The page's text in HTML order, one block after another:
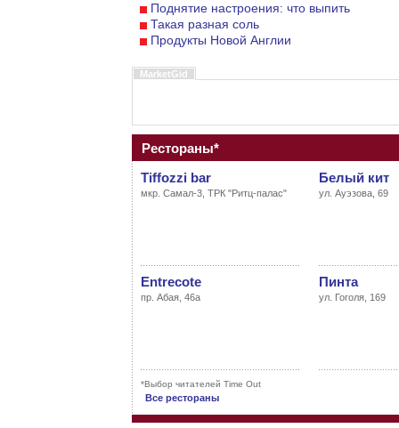
Поднятие настроения: что выпить
Такая разная соль
Продукты Новой Англии
MarketGid
Рестораны*
Tiffozzi bar
мкр. Самал-3, ТРК "Ритц-палас"
Белый кит
ул. Ауэзова, 69
Entrecote
пр. Абая, 46а
Пинта
ул. Гоголя, 169
*Выбор читателей Time Out
Все рестораны